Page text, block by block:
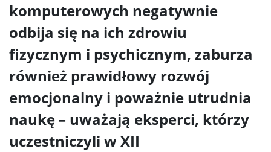
komputerowych negatywnie
odbija się na ich zdrowiu
fizycznym i psychicznym, zaburza
również prawidłowy rozwój
emocjonalny i poważnie utrudnia
naukę – uważają eksperci, którzy
uczestniczyli w XII